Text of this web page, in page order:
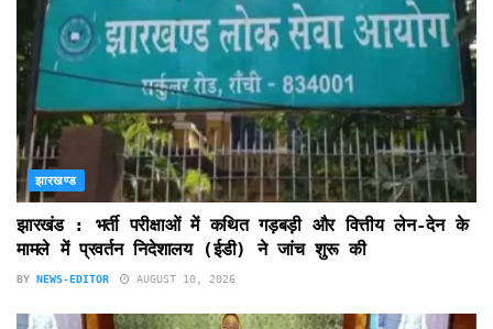
झारखण्ड
झारखंड : भर्ती परीक्षाओं में कथित गड़बड़ी और वित्तीय लेन-देन के
मामले में प्रवर्तन निदेशालय (ईडी) ने जांच शुरू की
BY NEWS-EDITOR AUGUST 10, 2026